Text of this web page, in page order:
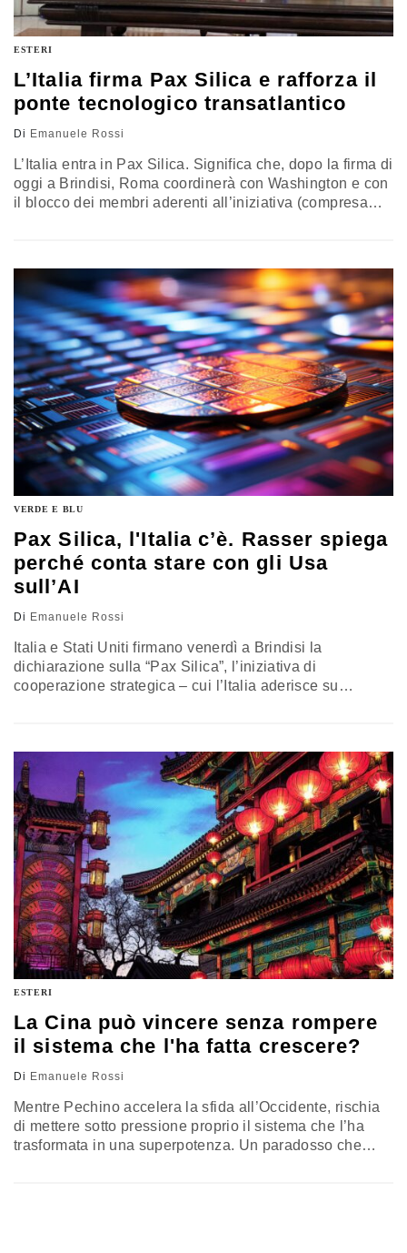
ESTERI
L’Italia firma Pax Silica e rafforza il
ponte tecnologico transatlantico
Di Emanuele Rossi
L’Italia entra in Pax Silica. Significa che, dopo la firma di
oggi a Brindisi, Roma coordinerà con Washington e con
il blocco dei membri aderenti all’iniziativa (compresa
VERDE E BLU
Pax Silica, l'Italia c’è. Rasser spiega
perché conta stare con gli Usa
sull’AI
Di Emanuele Rossi
Italia e Stati Uniti firmano venerdì a Brindisi la
dichiarazione sulla “Pax Silica”, l’iniziativa di
cooperazione strategica – cui l’Italia aderisce su
approvvigionamento per le tecnologie avanzate. Rasser
(Scsp) spiega perché l’Italia non può stare fuori
dall’iniziativa statunitense e dà un’indicazione a Roma
sull’attuazione
ESTERI
La Cina può vincere senza rompere
il sistema che l'ha fatta crescere?
Di Emanuele Rossi
Mentre Pechino accelera la sfida all’Occidente, rischia
di mettere sotto pressione proprio il sistema che l’ha
trasformata in una superpotenza. Un paradosso che